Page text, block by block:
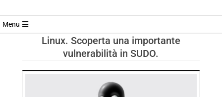
RIVISTA
TRENDS
Menu
Linux. Scoperta una importante
vulnerabilità in SUDO.